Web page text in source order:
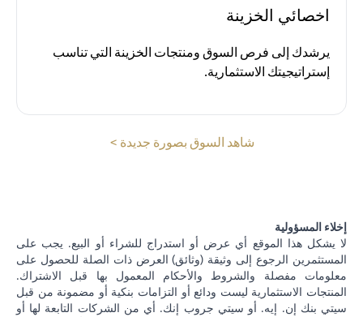
اخصائي الخزينة
يرشدك إلى فرص السوق ومنتجات الخزينة التي تناسب
إستراتيجيتك الاستثمارية.
شاهد السوق بصورة جديدة >
إخلاء المسؤولية
لا يشكل هذا الموقع أي عرض أو استدراج للشراء أو البيع. يجب على
المستثمرين الرجوع إلى وثيقة (وثائق) العرض ذات الصلة للحصول على
معلومات مفصلة والشروط والأحكام المعمول بها قبل الاشتراك.
المنتجات الاستثمارية ليست ودائع أو التزامات بنكية أو مضمونة من قبل
سيتي بنك إن. إيه. أو سيتي جروب إنك. أي من الشركات التابعة لها أو